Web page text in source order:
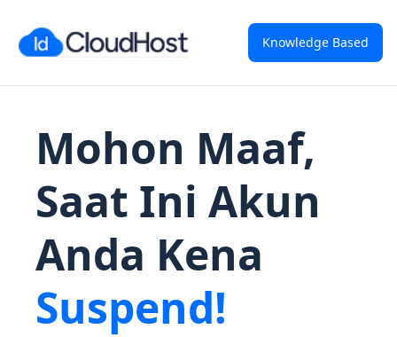
Knowledge Based
Mohon Maaf,
Saat Ini Akun
Anda Kena
Suspend!